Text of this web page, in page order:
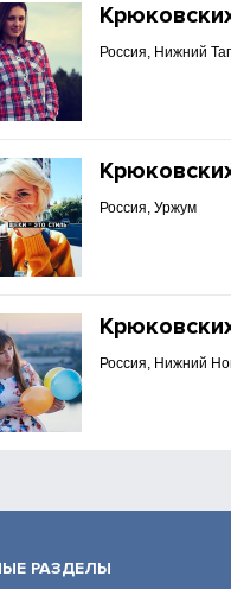
Россия, Нижний
Россия, Уржум
Россия, Нижний
РАЗДЕЛЫ